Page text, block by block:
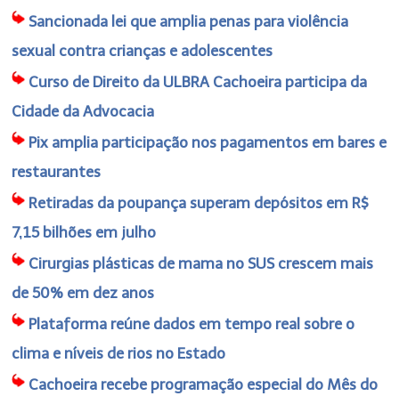
Sancionada lei que amplia penas para violência
sexual contra crianças e adolescentes
Curso de Direito da ULBRA Cachoeira participa da
Cidade da Advocacia
Pix amplia participação nos pagamentos em bares e
restaurantes
Retiradas da poupança superam depósitos em R$
7,15 bilhões em julho
Cirurgias plásticas de mama no SUS crescem mais
de 50% em dez anos
Plataforma reúne dados em tempo real sobre o
clima e níveis de rios no Estado
Cachoeira recebe programação especial do Mês do